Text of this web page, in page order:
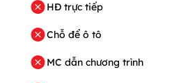
HĐ trực tiếp
Chỗ để ô tô
MC dẫn chương trình